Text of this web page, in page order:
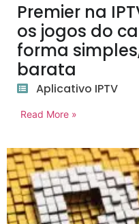
Premier na
os jogos do
forma
barata
Aplicativo IPTV
Read More »